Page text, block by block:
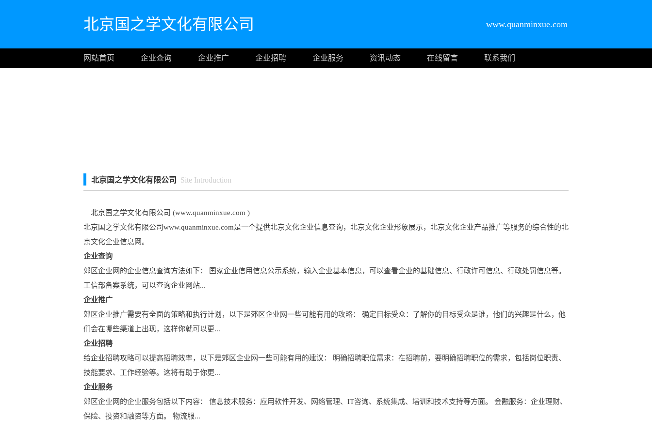
北京国之学文化有限公司 www.quanminxue.com
网站首页 企业查询 企业推广 企业招聘 企业服务 资讯动态 在线留言 联系我们
北京国之学文化有限公司 Site Introduction
北京国之学文化有限公司 (www.quanminxue.com )
北京国之学文化有限公司www.quanminxue.com是一个提供北京文化企业信息查询，北京文化企业形象展示，北京文化企业产品推广等服务的综合性的北
京文化企业信息网。
企业查询
郊区企业网的企业信息查询方法如下： 国家企业信用信息公示系统，输入企业基本信息，可以查看企业的基础信息、行政许可信息、行政处罚信息等。
工信部备案系统，可以查询企业网站...
企业推广
郊区企业推广需要有全面的策略和执行计划，以下是郊区企业网一些可能有用的攻略： 确定目标受众：了解你的目标受众是谁，他们的兴趣是什么，他
们会在哪些渠道上出现，这样你就可以更...
企业招聘
给企业招聘攻略可以提高招聘效率，以下是郊区企业网一些可能有用的建议： 明确招聘职位需求：在招聘前，要明确招聘职位的需求，包括岗位职责、
技能要求、工作经验等。这将有助于你更...
企业服务
郊区企业网的企业服务包括以下内容： 信息技术服务：应用软件开发、网络管理、IT咨询、系统集成、培训和技术支持等方面。 金融服务：企业理财、
保险、投资和融资等方面。 物流服...